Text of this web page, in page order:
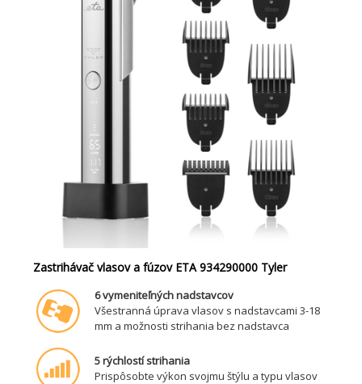
Zastrihávač vlasov a fúzov ETA 934290000 Tyler
6 vymeniteľných nadstavcov
Všestranná úprava vlasov s nadstavcami 3-18
mm a možnosti strihania bez nadstavca
5 rýchlostí strihania
Prispôsobte výkon svojmu štýlu a typu vlasov